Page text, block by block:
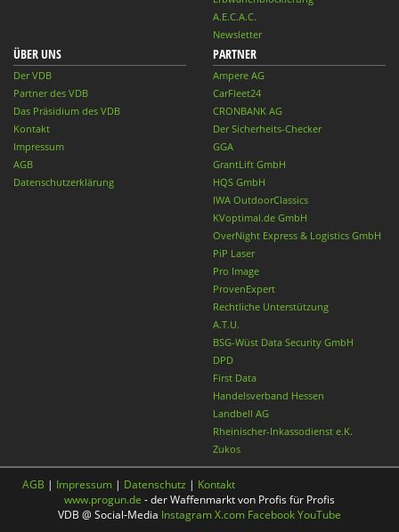
A.E.C.A.C.
Newsletter
ÜBER UNS
Der VDB
Partner des VDB
Das Präsidium des VDB
Kontakt
Impressum
AGB
Datenschutzerklärung
PARTNER
Ampere AG
CarFleet24
CRONBANK AG
Der Sicherheits-Checker
GGA
GrantLift GmbH
HQS GmbH
IWA OutdoorClassics
KVoptimal.de GmbH
OverNight Express & Logistics GmbH
PiP Laser
Pro Image
ProvenExpert
Rechtliche Unterstützung
A.T.U.
BSG-Wüst Data Security GmbH
DPD
First Data
Handelsverband Hessen
Landbell AG
Rheinischer-Inkassodienst e.K.
Zukos
AGB | Impressum | Datenschutz | Kontakt
www.progun.de - der Waffenmarkt von Profis für Profis
VDB @ Social-Media InstagramX.com FacebookYouTube